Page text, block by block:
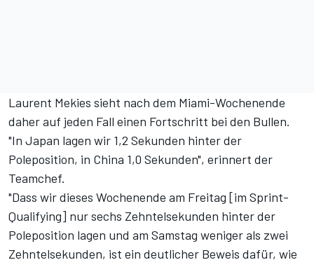
Laurent Mekies sieht nach dem Miami-Wochenende
daher auf jeden Fall einen Fortschritt bei den Bullen.
"In Japan lagen wir 1,2 Sekunden hinter der
Poleposition, in China 1,0 Sekunden", erinnert der
Teamchef.
"Dass wir dieses Wochenende am Freitag [im Sprint-
Qualifying] nur sechs Zehntelsekunden hinter der
Poleposition lagen und am Samstag weniger als zwei
Zehntelsekunden, ist ein deutlicher Beweis dafür, wie